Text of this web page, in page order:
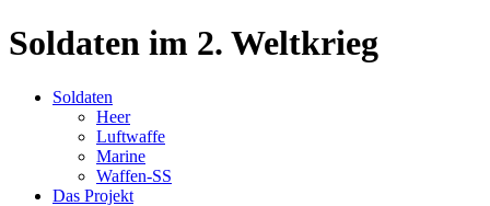
Soldaten im 2. Weltkrieg
Soldaten
Heer
Luftwaffe
Marine
Waffen-SS
Das Projekt